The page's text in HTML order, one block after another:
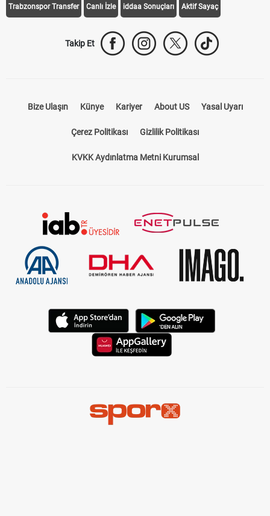
Trabzonspor Transfer Canlı İzle iddaa Sonuçları Aktif Sayaç
Takip Et
Bize Ulaşın Künye Kariyer About US Yasal Uyarı
Çerez Politikası Gizlilik Politikası
KVKK Aydınlatma Metni Kurumsal